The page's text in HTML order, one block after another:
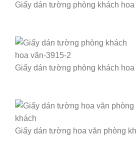
Giấy dán tường phòng khách
Giấy dán tường phòng khách hoa
Giấy dán tường hoa văn phòng